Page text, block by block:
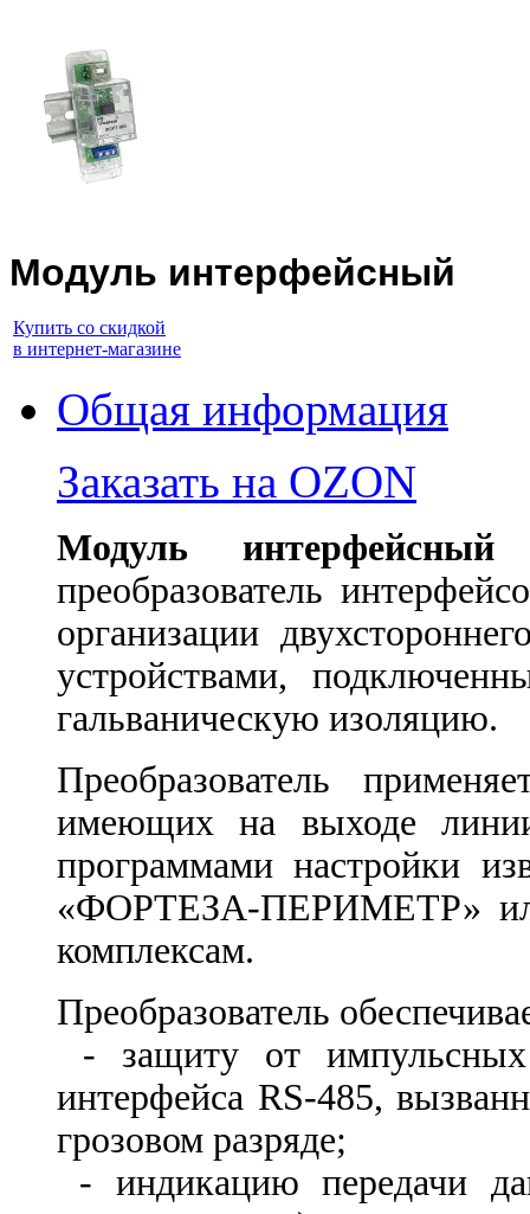
Модуль интерфейсный
Купить со скидкой
в интернет-магазине
Общая информация
Заказать на OZON
Модуль интерфейсный
преобразователь
организации
устройствами,
гальваническую изоляцию.
Преобразователь
имеющих на выходе
программами настройки
«ФОРТЕЗА-ПЕРИМЕТР»
комплексам.
Преобразователь
- защиту от
интерфейса RS-485,
грозовом разряде;
- индикацию передачи